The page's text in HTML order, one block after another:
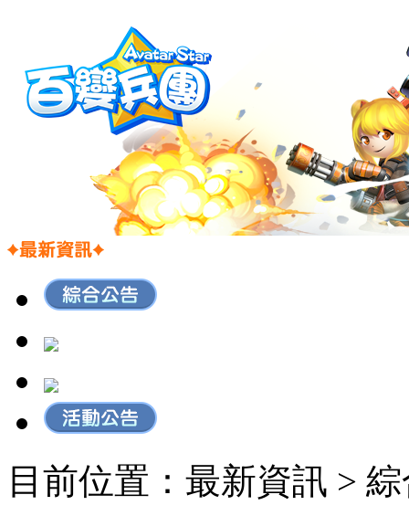
目前位置：最新資訊 >